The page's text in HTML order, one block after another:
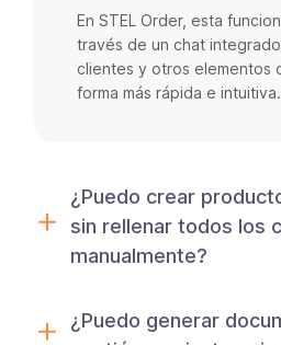
En STEL Order, esta
través de un chat
clientes y otros elementos
forma más rápida e intuitiva.
¿Puedo crear
sin rellenar todos los
manualmente?
¿Puedo generar